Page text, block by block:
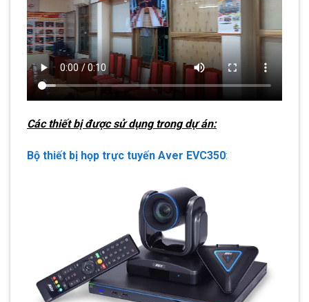
Các thiết bị được sử dụng trong dự án:
Bộ thiết bị họp trực tuyến Aver EVC350: